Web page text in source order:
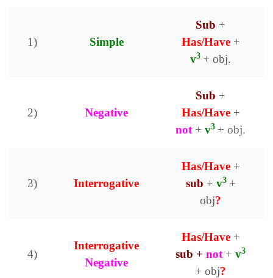
1) Simple
Sub +
Has/Have+
v3 + obj.
2) Negative
Sub +
Has/Have+
not + v3 + obj.
3) Interrogative
Has/Have+
sub + v3 +
obj?
4)
Interrogative
Negative
Has/Have+
sub + not + v3
+ obj?